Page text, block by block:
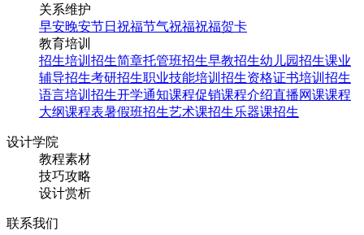
关系维护
早安晚安节日祝福节气祝福祝福贺卡
教育培训
招生培训 招生简章托管班招生早教招生幼儿园招生课业
辅导招生考研招生职业技能培训招生资格证书培训招生
语言培训招生开学通知课程促销课程介绍直播网课课程
大纲课程表暑假班招生艺术课招生乐器课招生
设计学院
教程素材
技巧攻略
设计赏析
联系我们